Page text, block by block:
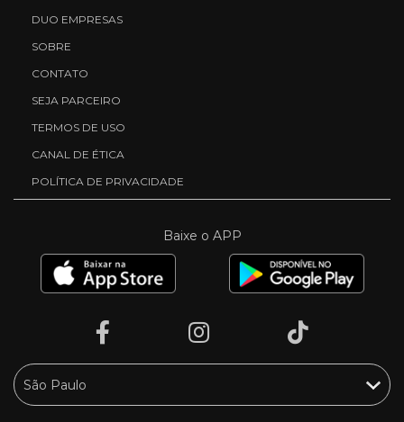
DUO EMPRESAS
SOBRE
CONTATO
SEJA PARCEIRO
TERMOS DE USO
CANAL DE ÉTICA
POLÍTICA DE PRIVACIDADE
Baixe o APP